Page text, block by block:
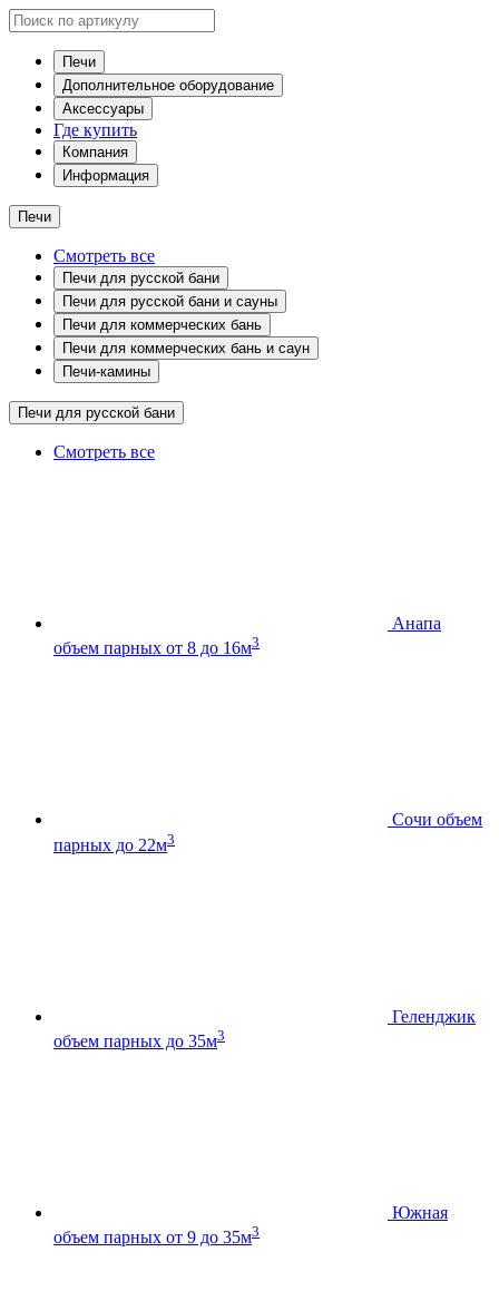
Печи
Дополнительное оборудование
Аксессуары
Где купить
Компания
Информация
Печи
Смотреть все
Печи для русской бани
Печи для русской бани и сауны
Печи для коммерческих бань
Печи для коммерческих бань и саун
Печи-камины
Печи для русской бани
Смотреть все
Анапа
объем парных от 8 до 16м3
Сочи объем
парных до 22м3
Геленджик
объем парных до 35м3
Южная
объем парных от 9 до 35м3